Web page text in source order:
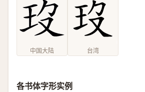
中国大陆 台湾
各书体字形实例